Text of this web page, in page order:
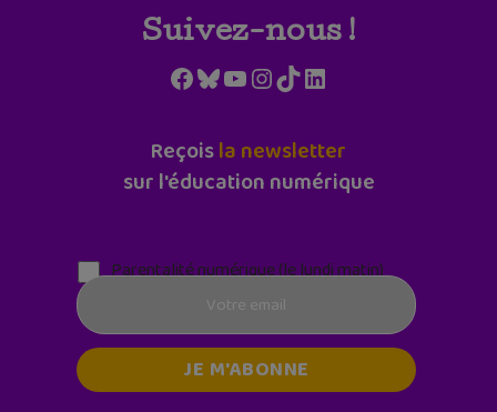
Suivez-nous !
Facebook
Bluesky
YouTube
Instagram
TikTokLinkedIn
Reçoisla newsletter
sur l'éducation numérique
Parentalité numérique (le lundi matin)